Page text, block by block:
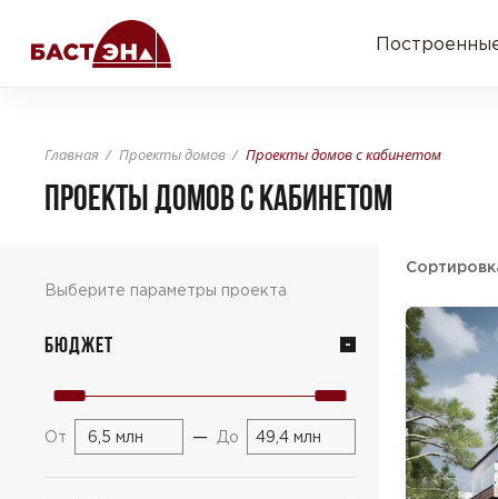
Главная Проекты домов Проекты домов с кабинетом
ПРОЕКТЫ ДОМОВ С КАБИНЕТОМ
Выберите параметры проекта
Бюджет
От — До